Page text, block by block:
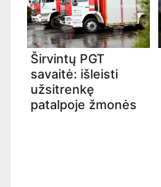
Širvintų PGT
savaitė: išleisti
užsitrenkę
patalpoje žmonės